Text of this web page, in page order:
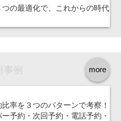
の最適化で、これからの時代
more
例
率を３つのパターンで考察！
予約・次回予約・電話予約・